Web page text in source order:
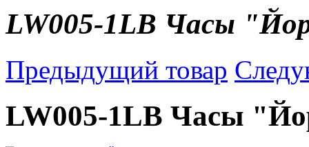
LW005-1LB Часы
Предыдущий товар
LW005-1LB Часы